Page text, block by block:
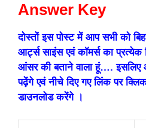
Answer Key
दोस्तों इस पोस्ट में आप सभी को
आर्ट्स साइंस एवं कॉमर्स का
आंसर की बताने वाला हूं…. इसलिए
पढ़ेंगे एवं नीचे दिए गए लिंक पर
डाउनलोड करेंगे ।